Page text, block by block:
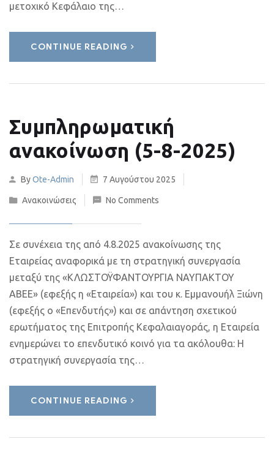
μετοχικό Κεφάλαιο της…
CONTINUE READING
Συμπληρωματική
ανακοίνωση (5-8-2025)
ByOte-Admin 7 Αυγούστου 2025
Ανακοινώσεις No Comments
Σε συνέχεια της από 4.8.2025 ανακοίνωσης της
Εταιρείας αναφορικά με τη στρατηγική συνεργασία
μεταξύ της «ΚΛΩΣΤΟΫΦΑΝΤΟΥΡΓΙΑ ΝΑΥΠΑΚΤΟΥ
ΑΒΕΕ» (εφεξής η «Εταιρεία») και του κ. Εμμανουήλ Ξιώνη
(εφεξής ο «Επενδυτής») και σε απάντηση σχετικού
ερωτήματος της Επιτροπής Κεφαλαιαγοράς, η Εταιρεία
ενημερώνει το επενδυτικό κοινό για τα ακόλουθα: Η
στρατηγική συνεργασία της…
CONTINUE READING